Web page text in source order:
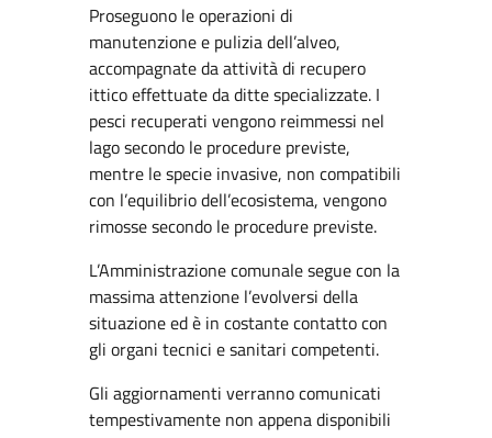
Proseguono le operazioni di
manutenzione e pulizia dell’alveo,
accompagnate da attività di recupero
ittico effettuate da ditte specializzate. I
pesci recuperati vengono reimmessi nel
lago secondo le procedure previste,
mentre le specie invasive, non compatibili
con l’equilibrio dell’ecosistema, vengono
rimosse secondo le procedure previste.
L’Amministrazione comunale segue con la
massima attenzione l’evolversi della
situazione ed è in costante contatto con
gli organi tecnici e sanitari competenti.
Gli aggiornamenti verranno comunicati
tempestivamente non appena disponibili